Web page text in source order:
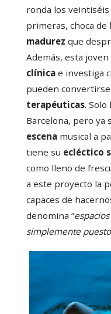
ronda los veintiséis
primeras, choca de
madurez que
Además, esta
clínicae investiga
pueden
terapéuticas. Solo
Barcelona, pero ya
escenamusical a
tiene su ecléctico
como lleno de
a este proyecto la
capaces de
denomina “
simplemente